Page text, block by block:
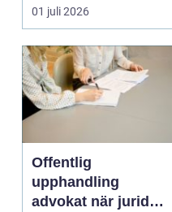
skrot. I varje
01 juli 2026
Offentlig
upphandling
advokat när juridik